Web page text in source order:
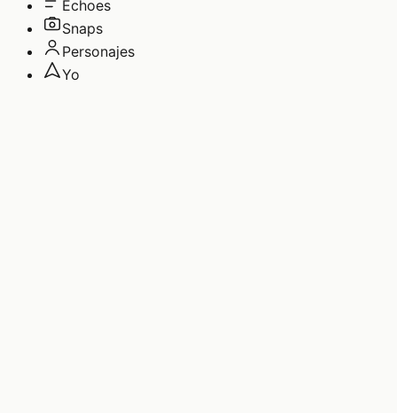
Echoes
Snaps
Personajes
Yo